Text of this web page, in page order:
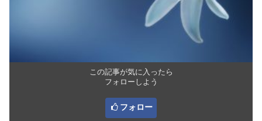
この記事が気に入ったら
フォローしよう
フォロー